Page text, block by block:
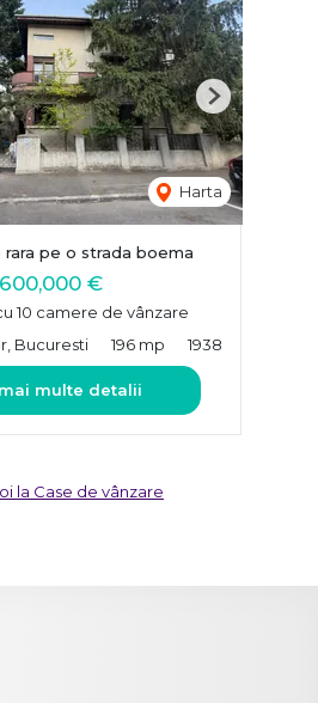
Harta
Next
pe o strada boema
600,000 €
10 camere de vânzare
Bucuresti
196 mp 1938
multe detalii
la Case de vânzare